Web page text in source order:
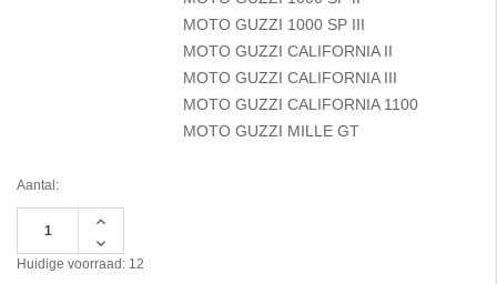
MOTO GUZZI 1000 SP III
MOTO GUZZI CALIFORNIA II
MOTO GUZZI CALIFORNIA III
MOTO GUZZI CALIFORNIA 1100
MOTO GUZZI MILLE GT
Aantal:
Hoeveelheid
van
undefined
Hoeveelheid
verlagen
van
Huidige voorraad: 12